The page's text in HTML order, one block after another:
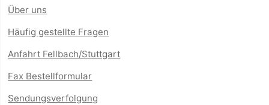
Über uns
Häufig gestellte Fragen
Anfahrt Fellbach/Stuttgart
Fax Bestellformular
Sendungsverfolgung